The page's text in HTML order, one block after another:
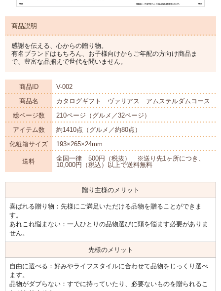
商品説明
感謝を伝える、心からの贈り物。
有名ブランドはもちろん、お子様向けからご年配の方向け商品ま
で、豊富な品揃えで世代を問いません。
商品ID
V-002
商品名
カタログギフト ヴァリアス アムステルダムコース
総ページ数
210ページ（グルメ／32ページ）
アイテム数
約1410点（グルメ／約80点）
化粧箱サイズ
193×265×24mm
送料
全国一律 500円（税抜） ※送り先1ヶ所につき、
10,000円（税込）以上で送料無料
贈り主様のメリット
喜ばれる贈り物：先様にご満足いただける品物を贈ることができま
す。
あれこれ悩まない：一人ひとりの品物選びに頭を悩ます必要がありま
せん。
先様のメリット
自由に選べる：好みやライフスタイルに合わせて品物をじっくり選べ
ます。
品物がダブらない：すでに持っていたり、必要ないものを贈られるこ